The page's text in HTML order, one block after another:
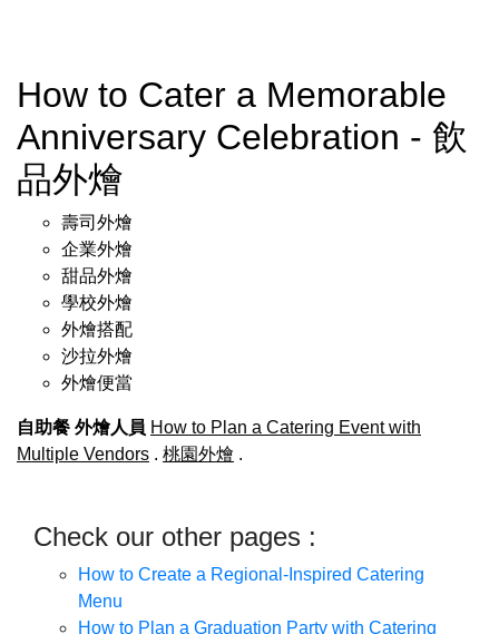
How to Cater a Memorable
Anniversary Celebration - 飲
品外燴
壽司外燴
企業外燴
甜品外燴
學校外燴
外燴搭配
沙拉外燴
外燴便當
自助餐 外燴人員 How to Plan a Catering Event with
Multiple Vendors . 桃園外燴 .
Check our other pages :
How to Create a Regional-Inspired Catering
Menu
How to Plan a Graduation Party with Catering